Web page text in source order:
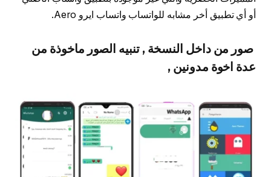
أو أي تطبيق أخر مشابه للواتساب واتساب ايرو Aero.
صور من داخل النسخة , تنبيه الصور ماخوذة من
عدة اخوة مدونين ,